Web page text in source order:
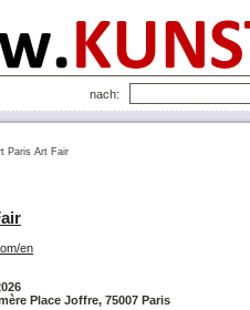
nach:
Paris Art Fair
en
Place Joffre, 75007 Paris